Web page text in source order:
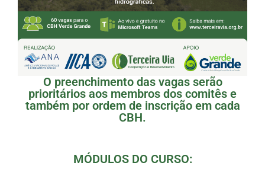
O preenchimento das vagas serão
prioritários aos membros dos comitês e
também por ordem de inscrição em cada
CBH.
MÓDULOS DO CURSO: